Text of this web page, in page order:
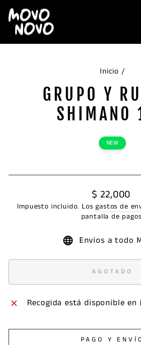
directamente
Inicio /
GRUPO Y
SHIMANO
NEW
Precio
habitual
$ 22,000
Impuesto incluido. Losgastos de
pantalla de
Envíos a todo
AGOTADO
Recogida está disponible en
PAGO Y